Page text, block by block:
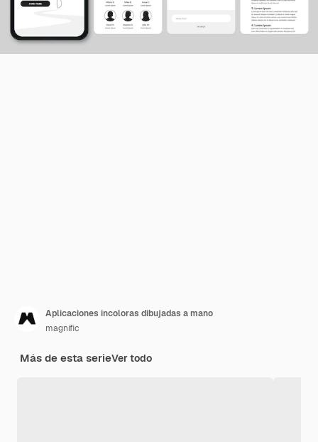
Aplicaciones incoloras dibujadas a mano
magnific
Más de esta serieVer todo